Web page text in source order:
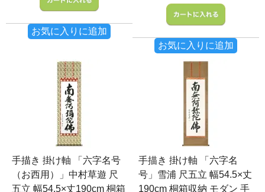
お気に入りに追加
お気に入りに追加
手描き 掛け軸 「六字名号
（お西用）」中村草遊 尺
五立 幅54.5×丈190cm 桐箱
手描き 掛け軸 「六字名
号」雪浦 尺五立 幅54.5×丈
190cm 桐箱収納 モダン 手